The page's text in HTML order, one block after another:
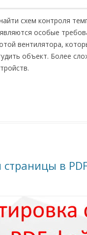
схем контроля
особые
вентилятора,
объект. Более
страницы в